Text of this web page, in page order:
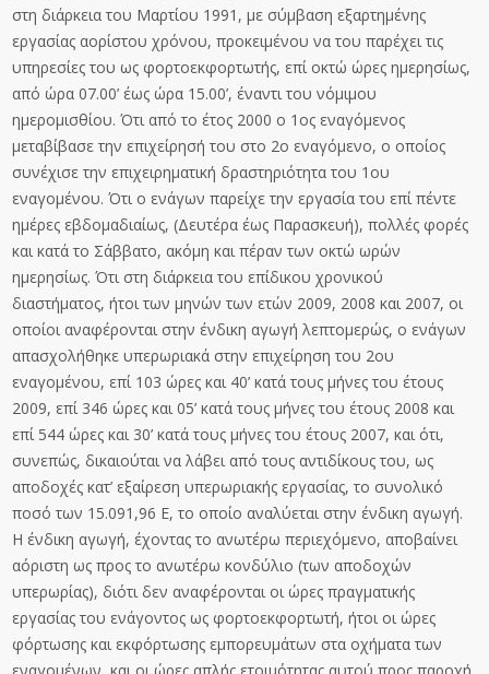
στη διάρκεια του Μαρτίου 1991, με σύμβαση εξαρτημένης
εργασίας αορίστου χρόνου, προκειμένου να του παρέχει τις
υπηρεσίες του ως φορτοεκφορτωτής, επί οκτώ ώρες ημερησίως,
από ώρα 07.00’ έως ώρα 15.00’, έναντι του νόμιμου
ημερομισθίου. Ότι από το έτος 2000 ο 1ος εναγόμενος
μεταβίβασε την επιχείρησή του στο 2ο εναγόμενο, ο οποίος
συνέχισε την επιχειρηματική δραστηριότητα του 1ου
εναγομένου. Ότι ο ενάγων παρείχε την εργασία του επί πέντε
ημέρες εβδομαδιαίως, (Δευτέρα έως Παρασκευή), πολλές φορές
και κατά το Σάββατο, ακόμη και πέραν των οκτώ ωρών
ημερησίως. Ότι στη διάρκεια του επίδικου χρονικού
διαστήματος, ήτοι των μηνών των ετών 2009, 2008 και 2007, οι
οποίοι αναφέρονται στην ένδικη αγωγή λεπτομερώς, ο ενάγων
απασχολήθηκε υπερωριακά στην επιχείρηση του 2ου
εναγομένου, επί 103 ώρες και 40’ κατά τους μήνες του έτους
2009, επί 346 ώρες και 05’ κατά τους μήνες του έτους 2008 και
επί 544 ώρες και 30’ κατά τους μήνες του έτους 2007, και ότι,
συνεπώς, δικαιούται να λάβει από τους αντιδίκους του, ως
αποδοχές κατ’ εξαίρεση υπερωριακής εργασίας, το συνολικό
ποσό των 15.091,96 Ε, το οποίο αναλύεται στην ένδικη αγωγή.
Η ένδικη αγωγή, έχοντας το ανωτέρω περιεχόμενο, αποβαίνει
αόριστη ως προς το ανωτέρω κονδύλιο (των αποδοχών
υπερωρίας), διότι δεν αναφέρονται οι ώρες πραγματικής
εργασίας του ενάγοντος ως φορτοεκφορτωτή, ήτοι οι ώρες
φόρτωσης και εκφόρτωσης εμπορευμάτων στα οχήματα των